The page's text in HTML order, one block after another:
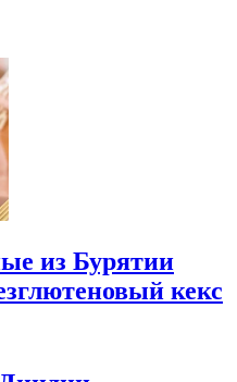
из Бурятии
кекс